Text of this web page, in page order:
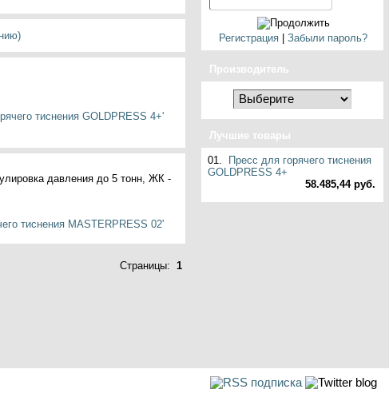
давления до 5 тонн, ЖК -
Страницы: 1
Регистрация |Забыли пароль?
Производитель
Лучшие товары
01. Пресс для горячего тиснения
GOLDPRESS 4+
58.485,44 руб.